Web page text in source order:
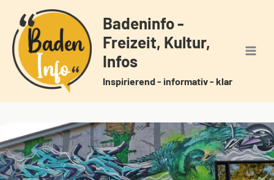
Inhalt
springen
Badeninfo -
Freizeit, Kultur,
Infos
Inspirierend - informativ - klar